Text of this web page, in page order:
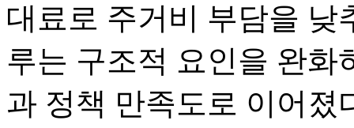
대료로 주거비 부담을 낮
루는 구조적 요인을 완화
과 정책 만족도로 이어졌